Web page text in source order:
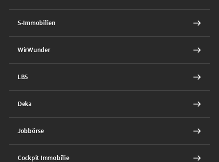
S-Immobilien
WirWunder
LBS
Deka
Jobbörse
Cockpit Immobilie